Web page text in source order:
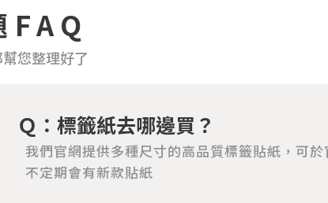
FAQ
您整理好了
Ｑ：標籤紙去哪邊買？
我們官網提供多種尺寸的高品質標籤貼紙，可於
不定期會有新款貼紙